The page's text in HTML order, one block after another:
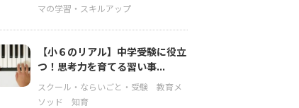
マの学習・スキルアップ
【小６のリアル】中学受験に役立
つ！思考力を育てる習い事...
スクール・ならいごと・受験
教育メ
ソッド
知育